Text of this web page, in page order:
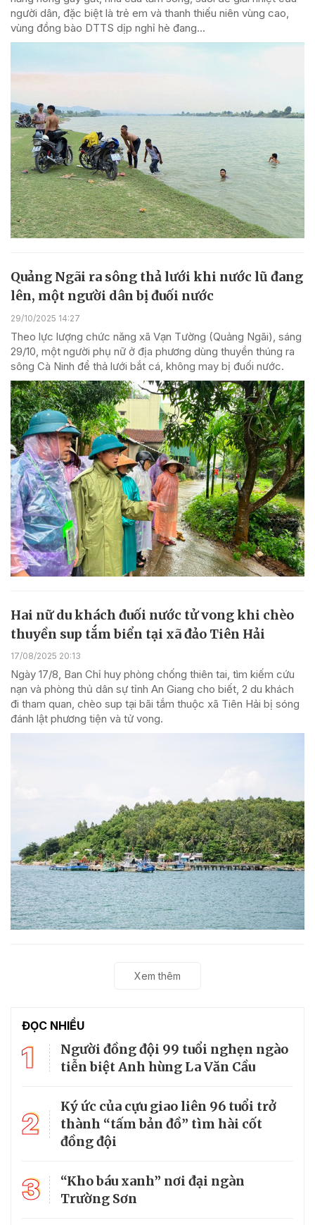
người dân, đặc biệt là trẻ em và thanh thiếu niên vùng cao,
vùng đồng bào DTTS dịp nghỉ hè đang...
Quảng Ngãi ra sông thả lưới khi nước lũ đang
lên, một người dân bị đuối nước
29/10/2025 14:27
Theo lực lượng chức năng xã Vạn Tường (Quảng Ngãi), sáng
29/10, một người phụ nữ ở địa phương dùng thuyền thúng ra
sông Cà Ninh để thả lưới bắt cá, không may bị đuối nước.
Hai nữ du khách đuối nước tử vong khi chèo
thuyền sup tắm biển tại xã đảo Tiên Hải
17/08/2025 20:13
Ngày 17/8, Ban Chỉ huy phòng chống thiên tai, tìm kiếm cứu
nạn và phòng thủ dân sự tỉnh An Giang cho biết, 2 du khách
đi tham quan, chèo sup tại bãi tắm thuộc xã Tiên Hải bị sóng
đánh lật phương tiện và tử vong.
Xem thêm
ĐỌC NHIỀU
1
Người đồng đội 99 tuổi nghẹn ngào
tiễn biệt Anh hùng La Văn Cầu
2
Ký ức của cựu giao liên 96 tuổi trở
thành “tấm bản đồ” tìm hài cốt
đồng đội
3
“Kho báu xanh” nơi đại ngàn
Trường Sơn